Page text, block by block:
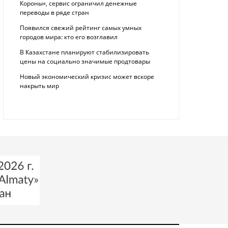
Короны», сервис ограничил денежные
переводы в ряде стран
Появился свежий рейтинг самых умных
городов мира: кто его возглавил
В Казахстане планируют стабилизировать
цены на социально значимые продтовары
Новый экономический кризис может вскоре
накрыть мир